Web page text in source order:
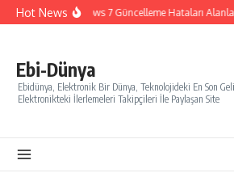
İçeriğe atla
Hot NewsWindows 7 Güncelleme Hataları
Ebi-Dünya
Ebidünya, Elektronik Bir Dünya, Teknolojideki En Son
Elektronikteki İlerlemeleri Takipçileri İle Paylaşan Site